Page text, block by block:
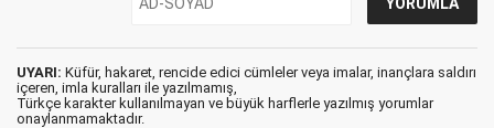
UYARI: Küfür, hakaret, rencide edici cümleler veya imalar, inançlara saldırı
içeren, imla kuralları ile yazılmamış,
Türkçe karakter kullanılmayan ve büyük harflerle yazılmış yorumlar
onaylanmamaktadır.